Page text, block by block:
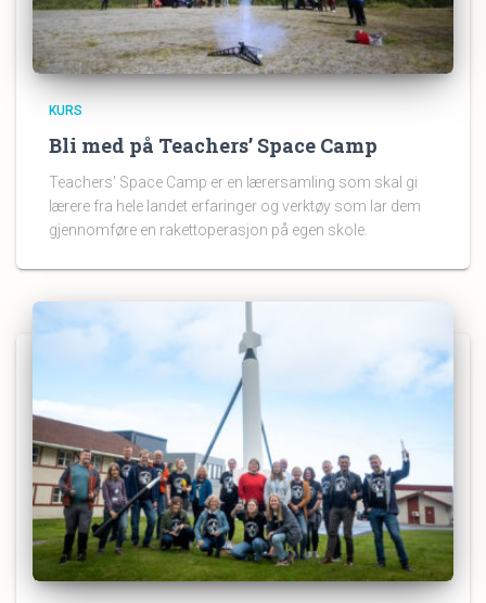
KURS
Bli med på Teachers’ Space Camp
Teachers' Space Camp er en lærersamling som skal gi
lærere fra hele landet erfaringer og verktøy som lar dem
gjennomføre en rakettoperasjon på egen skole.